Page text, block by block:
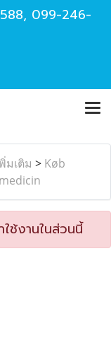
, 099-246-
มเติม > Køb
ช้งานในส่วนนี้